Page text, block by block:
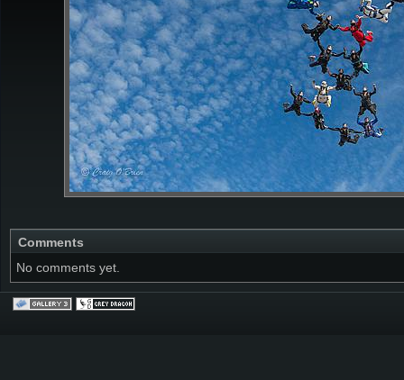
Comments
No comments yet.